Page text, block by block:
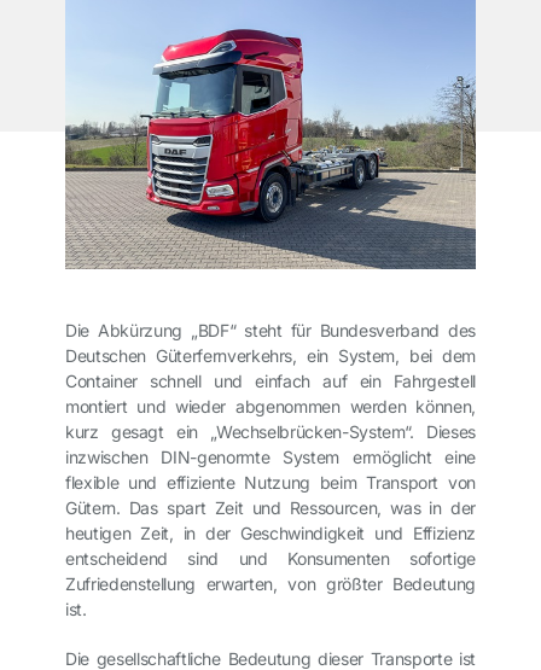
Die Abkürzung „BDF“ steht für Bundesverband des
Deutschen Güterfernverkehrs, ein System, bei dem
Container schnell und einfach auf ein Fahrgestell
montiert und wieder abgenommen werden können,
kurz gesagt ein „Wechselbrücken-System“. Dieses
inzwischen DIN-genormte System ermöglicht eine
flexible und effiziente Nutzung beim Transport von
Gütern. Das spart Zeit und Ressourcen, was in der
heutigen Zeit, in der Geschwindigkeit und Effizienz
entscheidend sind und Konsumenten sofortige
Zufriedenstellung erwarten, von größter Bedeutung
ist.
Die gesellschaftliche Bedeutung dieser Transporte ist